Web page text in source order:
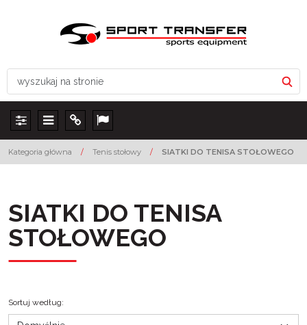
Panel Menu Info Lang
Kategoria główna / Tenis stołowy / SIATKI DO TENISA STOŁOWEGO
SIATKI DO TENISA
STOŁOWEGO
Sortuj według: